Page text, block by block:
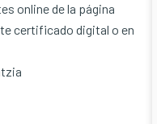
online de la página
certificado digital o en